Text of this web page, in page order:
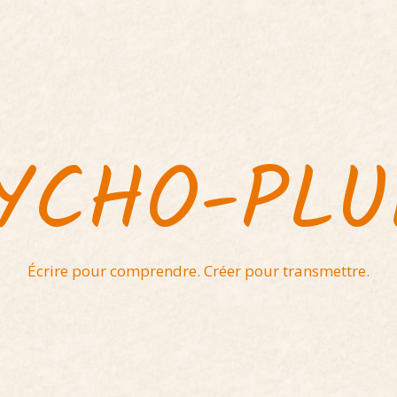
Écrire pour comprendre. Créer pour transmettre.